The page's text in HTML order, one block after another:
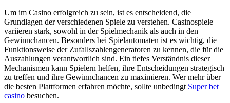
Um im Casino erfolgreich zu sein, ist es entscheidend, die
Grundlagen der verschiedenen Spiele zu verstehen. Casinospiele
variieren stark, sowohl in der Spielmechanik als auch in den
Gewinnchancen. Besonders bei Spielautomaten ist es wichtig, die
Funktionsweise der Zufallszahlengeneratoren zu kennen, die für die
Auszahlungen verantwortlich sind. Ein tiefes Verständnis dieser
Mechanismen kann Spielern helfen, ihre Entscheidungen strategisch
zu treffen und ihre Gewinnchancen zu maximieren. Wer mehr über
die besten Plattformen erfahren möchte, sollte unbedingt Super bet
casino besuchen.